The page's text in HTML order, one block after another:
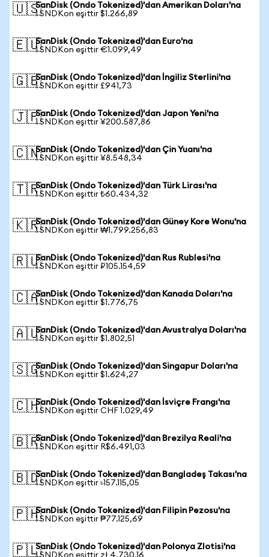
🇺🇸SanDisk (Ondo Tokenized)'dan Amerikan Doları'na
1 SNDKon eşittir $1.266,89
🇪🇺SanDisk (Ondo Tokenized)'dan Euro'na
1 SNDKon eşittir €1.099,49
🇬🇧SanDisk (Ondo Tokenized)'dan İngiliz Sterlini'na
1 SNDKon eşittir £941,73
🇯🇵SanDisk (Ondo Tokenized)'dan Japon Yeni'na
1 SNDKon eşittir ¥200.587,86
🇨🇳SanDisk (Ondo Tokenized)'dan Çin Yuanı'na
1 SNDKon eşittir ¥8.548,34
🇹🇷SanDisk (Ondo Tokenized)'dan Türk Lirası'na
1 SNDKon eşittir ₺60.434,32
🇰🇷SanDisk (Ondo Tokenized)'dan Güney Kore Wonu'na
1 SNDKon eşittir ₩1.799.256,83
🇷🇺SanDisk (Ondo Tokenized)'dan Rus Rublesi'na
1 SNDKon eşittir ₽105.154,59
🇨🇦SanDisk (Ondo Tokenized)'dan Kanada Doları'na
1 SNDKon eşittir $1.776,75
🇦🇺SanDisk (Ondo Tokenized)'dan Avustralya Doları'na
1 SNDKon eşittir $1.802,51
🇸🇬SanDisk (Ondo Tokenized)'dan Singapur Doları'na
1 SNDKon eşittir $1.624,27
🇨🇭SanDisk (Ondo Tokenized)'dan İsviçre Frangı'na
1 SNDKon eşittir CHF 1.029,49
🇧🇷SanDisk (Ondo Tokenized)'dan Brezilya Reali'na
1 SNDKon eşittir R$6.491,03
🇧🇩SanDisk (Ondo Tokenized)'dan Bangladeş Takası'na
1 SNDKon eşittir ৳157.115,05
🇵🇭SanDisk (Ondo Tokenized)'dan Filipin Pezosu'na
1 SNDKon eşittir ₱77.125,69
🇵🇱SanDisk (Ondo Tokenized)'dan Polonya Zlotisi'na
1 SNDKon eşittir zł 4.730,16